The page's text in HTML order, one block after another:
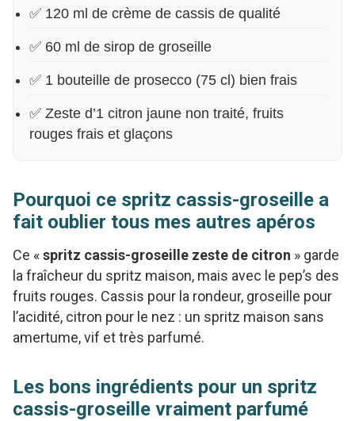
✅ 120 ml de crème de cassis de qualité
✅ 60 ml de sirop de groseille
✅ 1 bouteille de prosecco (75 cl) bien frais
✅ Zeste d’1 citron jaune non traité, fruits
rouges frais et glaçons
Pourquoi ce spritz cassis-groseille a
fait oublier tous mes autres apéros
Ce «spritz cassis-groseille zeste de citron » garde
la fraîcheur du spritz maison, mais avec le pep’s des
fruits rouges. Cassis pour la rondeur, groseille pour
l’acidité, citron pour le nez : un spritz maison sans
amertume, vif et très parfumé.
Les bons ingrédients pour un spritz
cassis-groseille vraiment parfumé